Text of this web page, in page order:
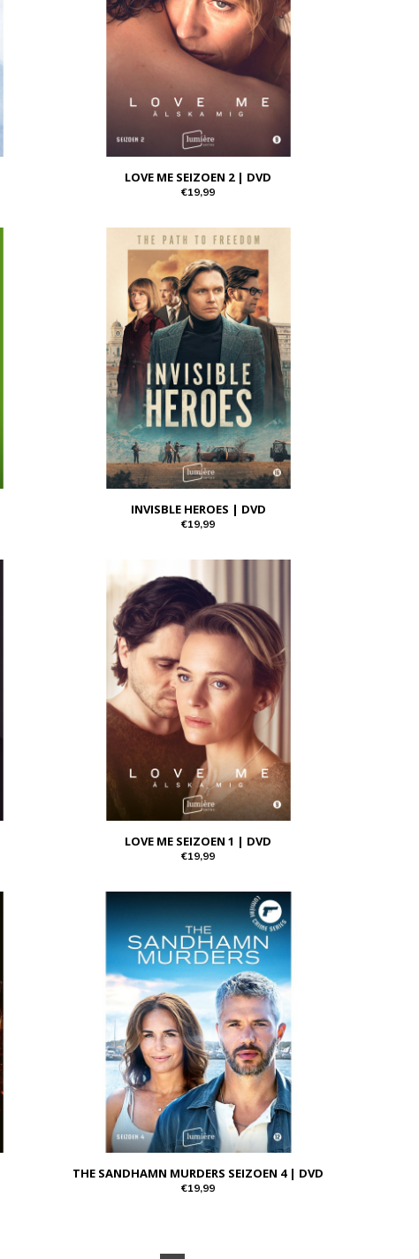
LOVE ME SEIZOEN 2 | DVD
€19,99
INVISBLE HEROES | DVD
€19,99
LOVE ME SEIZOEN 1 | DVD
€19,99
THE SANDHAMN MURDERS SEIZOEN 4 | DVD
€19,99